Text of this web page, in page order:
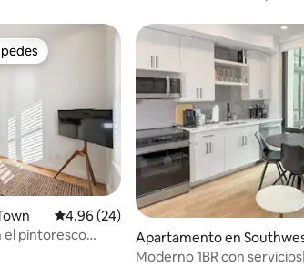
preferido
Calificación promedio: 4.96 de 5, 24
4.96 (24)
el pintoresco
Apartamento en
Washington
Moderno 1BR con